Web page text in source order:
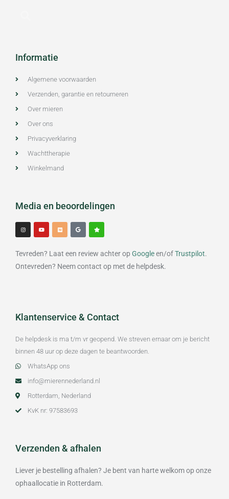
Informatie
Algemene voorwaarden
Verzenden, garantie en retourneren
Over mieren
Over ons
Privacyverklaring
Wachttherapie
Winkelmand
Media en beoordelingen
I
n
s
t
r
m
Y
o
t
e
M
e
d
i
G
o
o
g
S
t
a
r
Tevreden? Laat een review achter op Googleen/ofTrustpilot.
Ontevreden? Neem contact op met de helpdesk.
Klantenservice & Contact
De helpdesk is ma t/m vr geopend. We streven ernaar om je bericht
binnen 48 uur op deze dagen te beantwoorden.
WhatsApp ons
info@mierennederland.nl
Rotterdam, Nederland
KvK nr: 97583693
Verzenden & afhalen
Liever je bestelling afhalen? Je bent van harte welkom op onze
ophaallocatie in Rotterdam.